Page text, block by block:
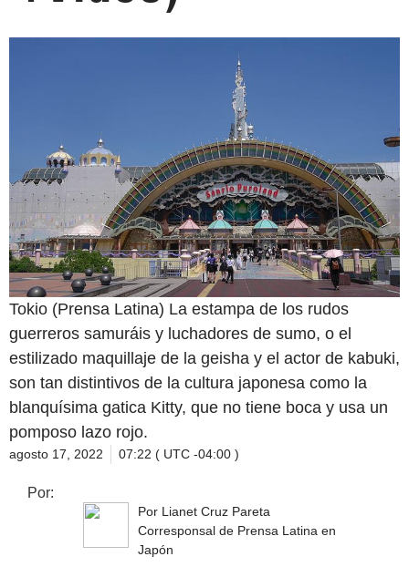
Tokio (Prensa Latina) La estampa de los rudos
guerreros samuráis y luchadores de sumo, o el
estilizado maquillaje de la geisha y el actor de kabuki,
son tan distintivos de la cultura japonesa como la
blanquísima gatica Kitty, que no tiene boca y usa un
pomposo lazo rojo.
agosto 17, 2022 07:22 ( UTC -04:00 )
Por:
Por Lianet Cruz Pareta
Corresponsal de Prensa Latina en
Japón